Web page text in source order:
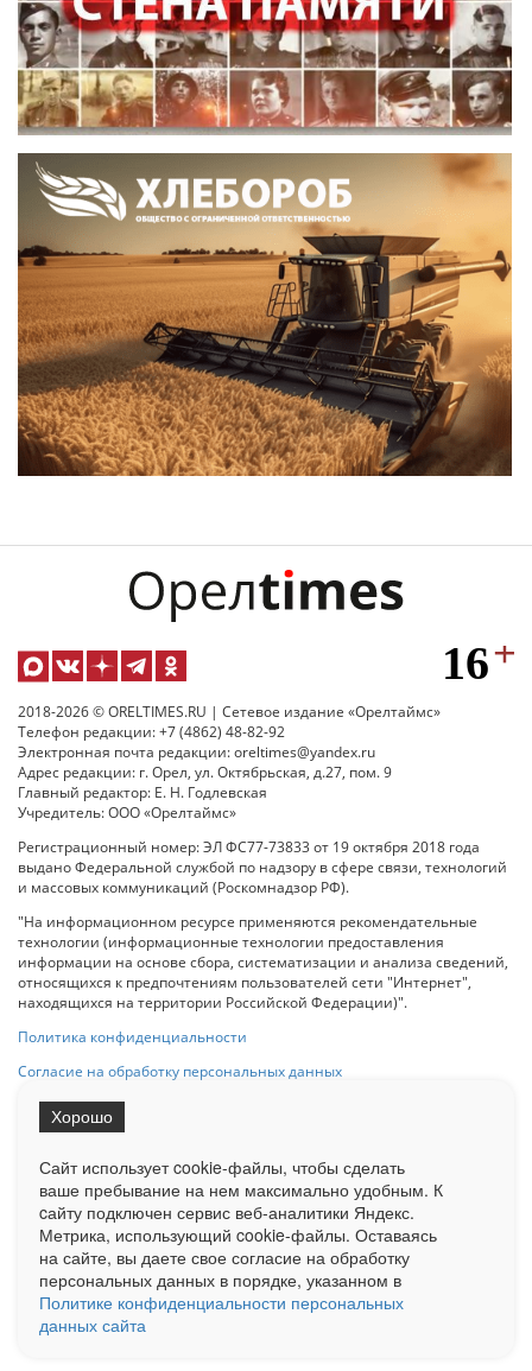
2018-2026 © ORELTIMES.RU | Сетевое издание «Орелтаймс»
Телефон редакции: +7 (4862) 48-82-92
Электронная почта редакции: oreltimes@yandex.ru
Адрес редакции: г. Орел, ул. Октябрьская, д.27, пом. 9
Главный редактор: Е. Н. Годлевская
Учредитель: ООО «Орелтаймс»
Регистрационный номер: ЭЛ ФС77-73833 от 19 октября 2018 года
выдано Федеральной службой по надзору в сфере связи, технологий
и массовых коммуникаций (Роскомнадзор РФ).
"На информационном ресурсе применяются рекомендательные
технологии (информационные технологии предоставления
информации на основе сбора, систематизации и анализа сведений,
относящихся к предпочтениям пользователей сети "Интернет",
находящихся на территории Российской Федерации)".
Политика конфиденциальности
Согласие на обработку персональных данных
на Сетевое издание «ОрелТаймс» обязательна.
Ограниченная статистика посещаемости доступна на сайте
Liveinternet.ru . Подробная статистика для рекламодателей по запросу
у менеджера.
Реклама Документы О нас Контакты
Сайт использует cookie-файлы, чтобы сделать
ваше пребывание на нем максимально удобным. К
cайту подключен сервис веб-аналитики Яндекс.
Метрика, использующий cookie-файлы. Оставаясь
на сайте, вы даете свое согласие на обработку
персональных данных в порядке, указанном в
Политике конфиденциальности персональных
данных сайта
Хорошо